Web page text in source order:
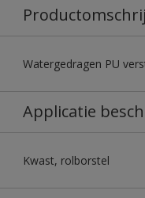
Watergedragen PU
Applicatie
Kwast, rolborstel